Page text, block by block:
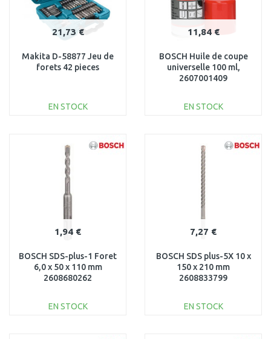
21,73 €
Makita D-58877 Jeu de
forets 42 pieces
EN STOCK
Au comparatif
11,84 €
BOSCH Huile de coupe
universelle 100 ml,
2607001409
EN STOCK
Au comparatif
1,94 €
BOSCH SDS-plus-1 Foret
6,0 x 50 x 110 mm
2608680262
EN STOCK
7,27 €
BOSCH SDS plus-5X 10 x
150 x 210 mm
2608833799
EN STOCK